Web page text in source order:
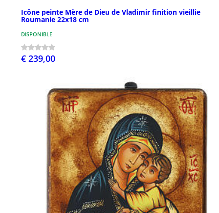
Icône peinte Mère de Dieu de Vladimir finition vieillie
Roumanie 22x18 cm
DISPONIBLE
€ 239,00